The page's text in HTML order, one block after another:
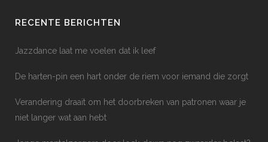
RECENTE BERICHTEN
Jazzdance laat me voelen dat ik leef
De harten-pin een hart onder de riem voor iemand die zorgt
Verandering draait om het doorbreken van patronen waar je
niet langer wat aan hebt